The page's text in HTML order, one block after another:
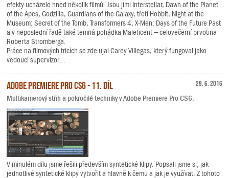
efekty ucházelo hned několik filmů. Jsou jimi Interstellar, Dawn of the Planet
of the Apes, Godzilla, Guardians of the Galaxy, třetí Hobbit, Night at the
Museum: Secret of the Tomb, Transformers 4, X-Men: Days of the Future Past
a v neposlední řadě také temná pohádka Maleficent – celovečerní prvotina
Roberta Stromberga.
Práce na filmových tricích se zde ujal Carey Villegas, který fungoval jako
vedoucí supervizor...
29. 6. 2016
Adobe Premiere Pro CS6 - 11. díl
Multikamerový střih a pokročilé techniky v Adobe Premiere Pro CS6.
V minulém dílu jsme řešili především syntetické klipy. Popsali jsme si, jak
jednotlivé syntetické klipy vytvořit a hlavně k čemu a jak je využívat. Z tohoto